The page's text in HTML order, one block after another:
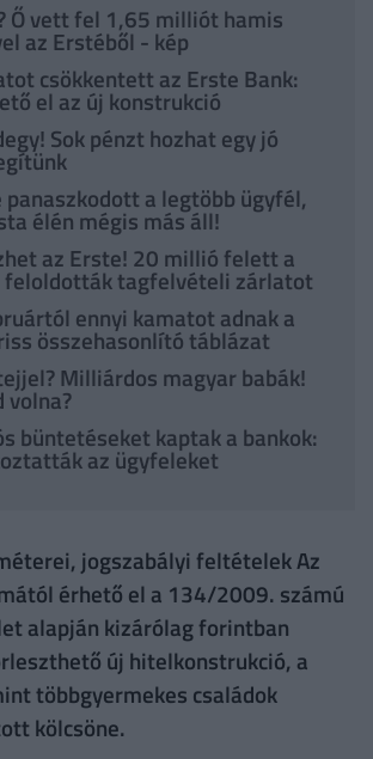
Ő vett fel 1,65 milliót hamis
az Erstéből - kép
csökkentett az Erste Bank:
el az új konstrukció
Sok pénzt hozhat egy jó
panaszkodott a legtöbb ügyfél,
élén mégis más áll!
az Erste! 20 millió felett a
feloldották tagfelvételi zárlatot
ennyi kamatot adnak a
összehasonlító táblázat
Milliárdos magyar babák!
volna?
büntetéseket kaptak a bankok:
az ügyfeleket
jogszabályi feltételek Az
érhető el a 134/2009. számú
alapján kizárólag forintban
új hitelkonstrukció, a
többgyermekes családok
kölcsöne.